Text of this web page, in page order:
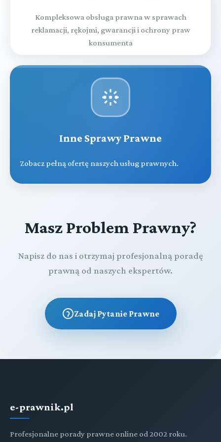
Kompleksowa obsługa prawna w sprawach
reklamacji, rękojmi, gwarancji i ochrony praw
konsumenta
Inne Sprawy Prawne
Zobacz pełną ofertę naszych usług prawnych.
Masz Problem Prawny?
Napisz do nas i otrzymaj profesjonalną poradę
prawną od naszych ekspertów.
Zadaj Pytanie Prawne
e-prawnik.pl
Profesjonalne porady prawne online od 2002 roku.